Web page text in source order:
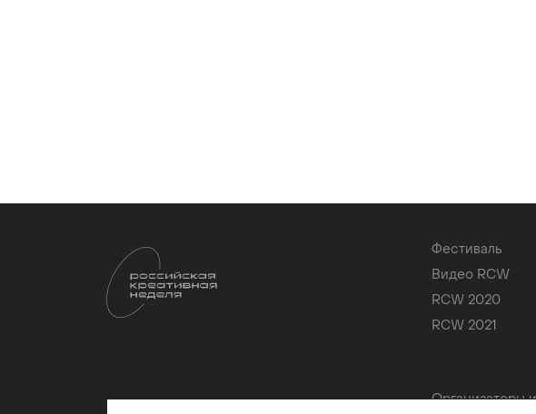
Фестиваль
Видео RCW
RCW 2020
RCW 2021
Организаторы